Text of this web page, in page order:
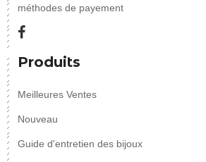
méthodes de payement
Produits
Meilleures Ventes
Nouveau
Guide d'entretien des bijoux